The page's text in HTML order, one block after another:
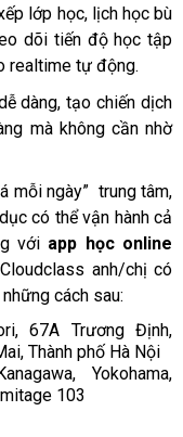
lớp học, lịch học bù
dõi tiến độ học tập
realtime tự động.
dàng, tạo chiến dịch
mà không cần nhờ
mỗi ngày” trung tâm,
có thể vận hành cả
với app học online
anh/chị có
cách sau:
67A Trương Định,
Thành phố Hà Nội
Yokohama,
103